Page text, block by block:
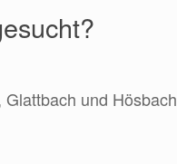
und Hösbach